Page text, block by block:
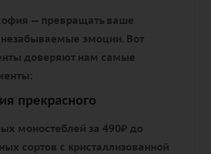
— превращать ваше
эмоции. Вот
доверяют нам самые
прекрасного
моностеблей за 490₽ до
сортов с кристаллизованной